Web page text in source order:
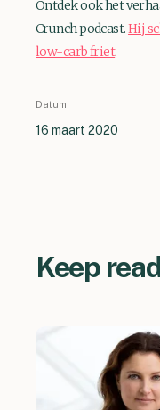
Ontdek ook het
Crunch podcast.Hij
low-carb friet.
Datum
16 maart 2020
Keep